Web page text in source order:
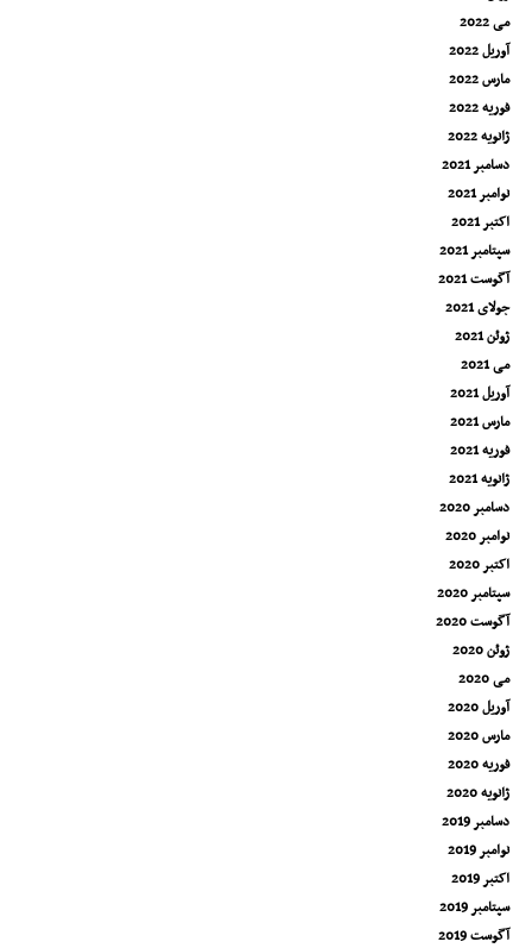
می 2022
آوریل 2022
مارس 2022
فوریه 2022
ژانویه 2022
دسامبر 2021
نوامبر 2021
اکتبر 2021
سپتامبر 2021
آگوست 2021
جولای 2021
ژوئن 2021
می 2021
آوریل 2021
مارس 2021
فوریه 2021
ژانویه 2021
دسامبر 2020
نوامبر 2020
اکتبر 2020
سپتامبر 2020
آگوست 2020
ژوئن 2020
می 2020
آوریل 2020
مارس 2020
فوریه 2020
ژانویه 2020
دسامبر 2019
نوامبر 2019
اکتبر 2019
سپتامبر 2019
آگوست 2019